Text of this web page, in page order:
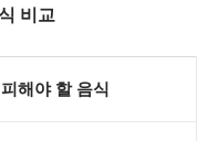
비교
피해야 할 음식